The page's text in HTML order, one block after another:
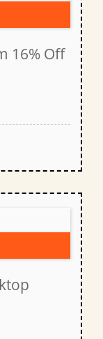
16% Off